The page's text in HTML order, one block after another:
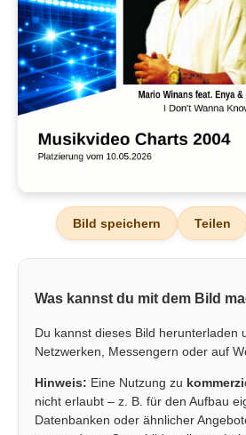
Bild speichern Teilen
Was kannst du mit dem Bild
Du kannst dieses Bild herunterladen
Netzwerken, Messengern oder auf
Hinweis: Eine Nutzung zu
nicht erlaubt – z. B. für den Aufbau
Datenbanken oder ähnlicher